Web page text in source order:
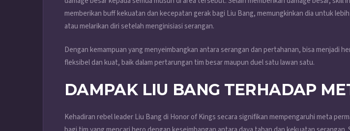
memberikan buff kekuatan dan kecepatan gerak bagi Liu Bang, memungkinkan dia untuk
atau melarikan diri setelah menginisiasi serangan.
Dengan kemampuan yang menyeimbangkan antara serangan dan pertahanan, bisa menjadi
fleksibel dan kuat, baik dalam pertarungan tim besar maupun duel satu lawan satu.
DAMPAK LIU BANG TERHADAP
Kehadiran rebel leader Liu Bang di Honor of Kings secara signifikan mempengaruhi meta